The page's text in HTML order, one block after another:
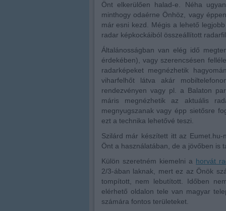
Önt elkerülően halad-e. Néha
minthogy odaérne Önhöz, vagy
már esni kezd. Mégis a lehető
radar képkockáiból összeállított
Általánosságban van elég idő
érdekében), vagy szerencsésen
radarképeket megnézhetik
viharfelhőt látva akár
rendezvényen vagy pl. a Balaton
máris megnézhetik az aktuális
megnyugszanak vagy épp sietősre
ezt a technika lehetővé teszi.
Szilárd már készített itt az Eumet.hu-
Önt a használatában, de a jövőben is
Külön szeretném kiemelni a horvát
2/3-ában laknak, mert ez az Önök
tompított, nem lebutított. Időben
elérhető oldalon tele van magyar
számára fontos területeket.